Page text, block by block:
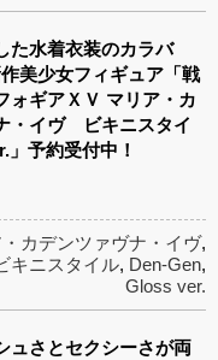
た水着衣装のカラバ
美少女フィギュア「戦
ォギアＸＶ マリア・カ
・イヴ ビキニスタイ
」予約受付中！
カデンツァヴナ・イヴ,
キニスタイル, Den-Gen,
Gloss ver.
ュさとセクシーさが両